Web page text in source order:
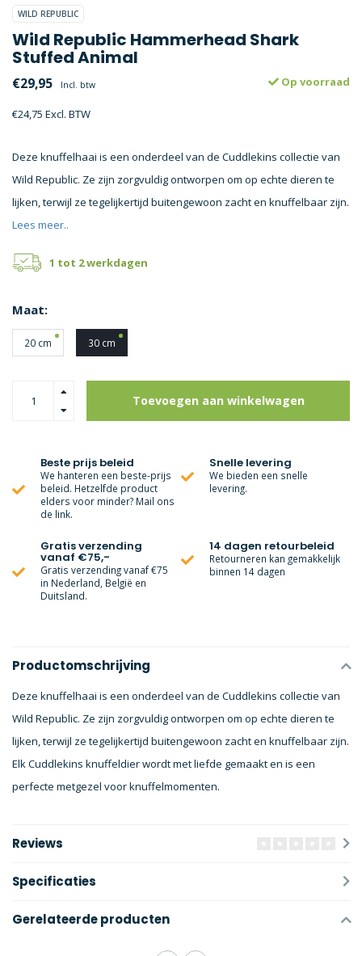
WILD REPUBLIC
Wild Republic Hammerhead Shark
Stuffed Animal
€29,95 Incl. btw
€24,75 Excl. BTW
Op voorraad
Deze knuffelhaai is een onderdeel van de Cuddlekins collectie van
Wild Republic. Ze zijn zorgvuldig ontworpen om op echte dieren te
lijken, terwijl ze tegelijkertijd buitengewoon zacht en knuffelbaar zijn.
Lees meer..
1 tot 2 werkdagen
Maat:
20 cm 30 cm
Toevoegen aan winkelwagen
Beste prijs beleid
We hanteren een beste-prijs
beleid. Hetzelfde product
elders voor minder? Mail ons
de link.
Snelle levering
We bieden een snelle
levering.
Gratis verzending
vanaf €75,-
Gratis verzending vanaf €75
in Nederland, België en
Duitsland.
14 dagen retourbeleid
Retourneren kan gemakkelijk
binnen 14 dagen
Productomschrijving
Deze knuffelhaai is een onderdeel van de Cuddlekins collectie van
Wild Republic. Ze zijn zorgvuldig ontworpen om op echte dieren te
lijken, terwijl ze tegelijkertijd buitengewoon zacht en knuffelbaar zijn.
Elk Cuddlekins knuffeldier wordt met liefde gemaakt en is een
perfecte metgezel voor knuffelmomenten.
Reviews
Specificaties
Gerelateerde producten